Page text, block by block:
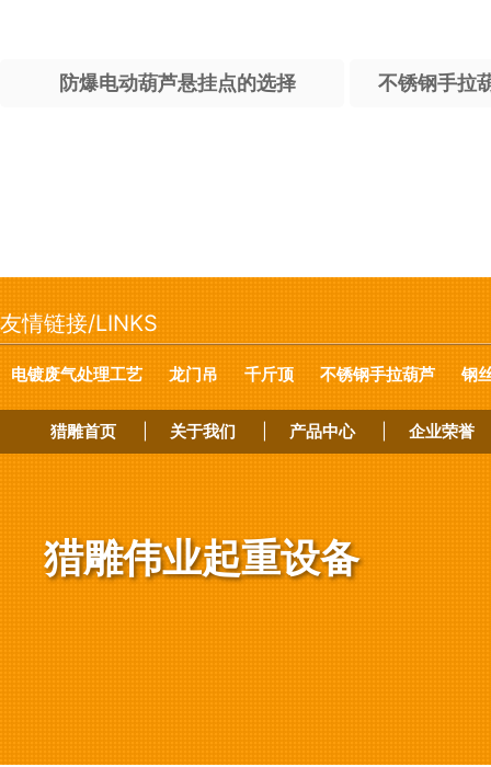
防爆电动葫芦悬挂点的选择 不锈钢手拉
友情链接/LINKS
电镀废气处理工艺 龙门吊 千斤顶 不锈钢手拉葫芦 钢
猎雕首页 关于我们 产品中心 企业荣誉
猎雕伟业起重设备